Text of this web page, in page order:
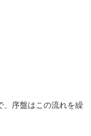
、序盤はこの流れを繰